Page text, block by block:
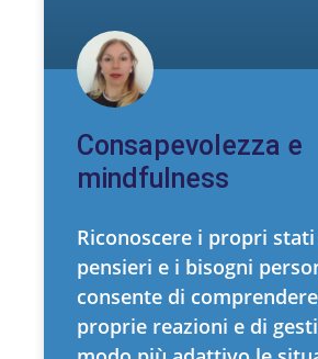
Consapevolezza e
mindfulness
Riconoscere i propri
pensieri e i bisogni
consente di
proprie reazioni e di